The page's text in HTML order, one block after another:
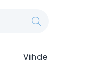
Viihde